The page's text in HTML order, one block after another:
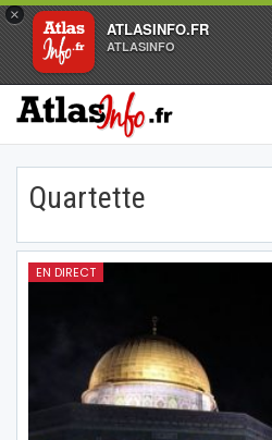
×
ATLASINFO.FR
ATLASINFO
Quartette
EN DIRECT